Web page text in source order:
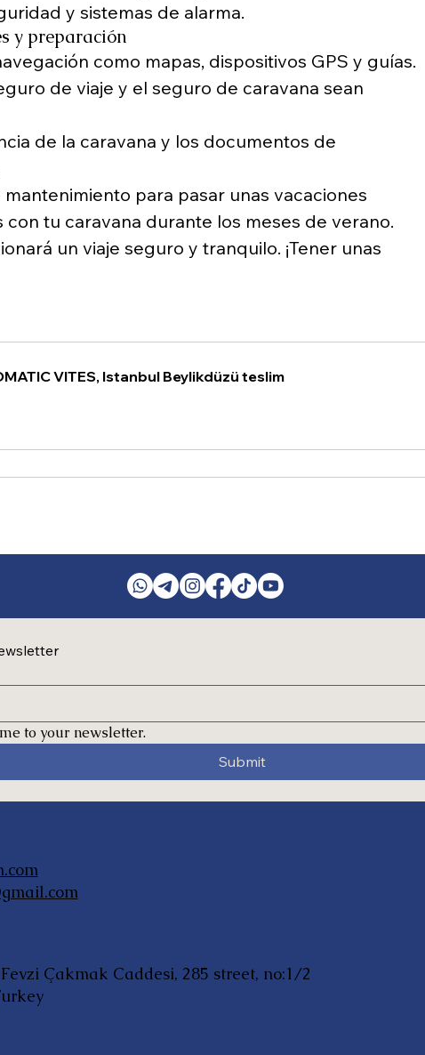
y sistemas de alarma.
y preparación
como mapas, dispositivos GPS y guías.
de viaje y el seguro de caravana sean
de la caravana y los documentos de
para pasar unas vacaciones
tu caravana durante los meses de verano.
un viaje seguro y tranquilo. ¡Tener unas
VITES, Istanbul Beylikdüzü teslim
to your newsletter.
Submit
Çakmak Caddesi, 285 street, no:1/2